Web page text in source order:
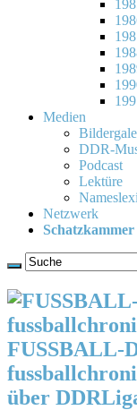
Medien
DDR-
Podcast
Lektüre
Netzwerk
Schatzkammer
FUSSBALL-
über